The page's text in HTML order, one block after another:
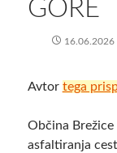
GORE
16.06.2026
Avtor tega
Občina
asfaltiranja